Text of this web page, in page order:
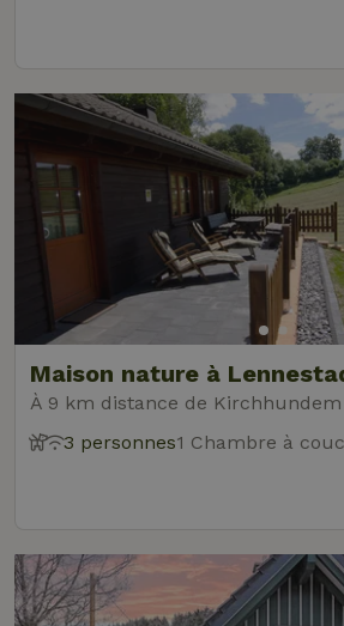
Maison nature à
À 9 km distance de Kirchhundem
3 personnes1 Chambre à